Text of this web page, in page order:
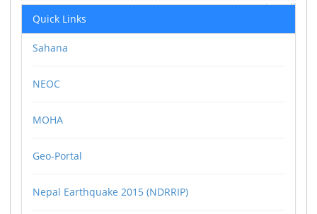
>>view all
Quick Links
Sahana
NEOC
MOHA
Geo-Portal
Nepal Earthquake 2015 (NDRRIP)